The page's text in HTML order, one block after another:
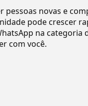
pessoas novas e
pode crescer
na categoria
com você.